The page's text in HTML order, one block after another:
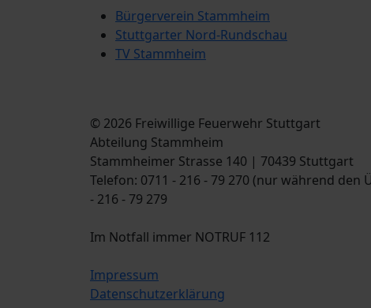
Bürgerverein Stammheim
Stuttgarter Nord-Rundschau
TV Stammheim
© 2026 Freiwillige Feuerwehr Stuttgart
Abteilung Stammheim
Stammheimer Strasse 140 | 70439 Stuttgart
Telefon: 0711 - 216 - 79 270 (nur während den
- 216 - 79 279
Im Notfall immer NOTRUF 112
Impressum
Datenschutzerklärung